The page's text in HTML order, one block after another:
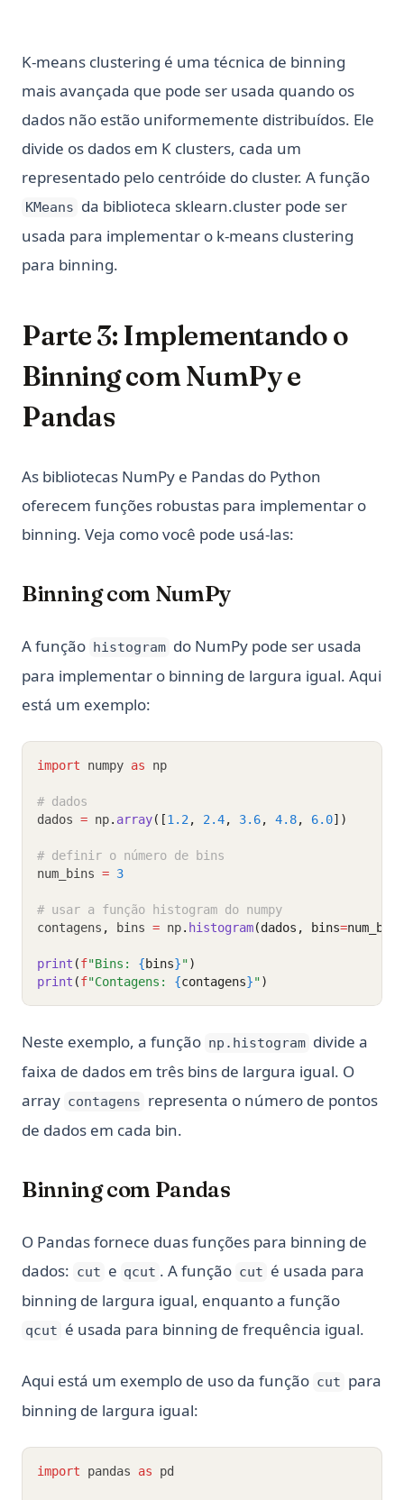
K-means clustering é uma técnica de binning
mais avançada que pode ser usada quando os
dados não estão uniformemente distribuídos. Ele
divide os dados em K clusters, cada um
representado pelo centróide do cluster. A função
KMeans da biblioteca sklearn.cluster pode ser
usada para implementar o k-means clustering
para binning.
Parte 3: Implementando o
Binning com NumPy e
Pandas
As bibliotecas NumPy e Pandas do Python
oferecem funções robustas para implementar o
binning. Veja como você pode usá-las:
Binning com NumPy
A função histogram do NumPy pode ser usada
para implementar o binning de largura igual. Aqui
está um exemplo:
import numpy as np
# dados
dados = np. array([1.2 , 2.4, 3.6, 4.8, 6.0])
# definir o número de bins
num_bins = 3
# usar a função histogram do numpy
contagens , bins = np. histogram(dados, bins=
print (f"Bins: {bins}")
print (f"Contagens: {contagens}")
Neste exemplo, a função np.histogram divide a
faixa de dados em três bins de largura igual. O
array contagens representa o número de pontos
de dados em cada bin.
Binning com Pandas
O Pandas fornece duas funções para binning de
dados: cut e qcut . A função cut é usada para
binning de largura igual, enquanto a função
qcut é usada para binning de frequência igual.
Aqui está um exemplo de uso da função cut para
binning de largura igual:
import pandas as pd